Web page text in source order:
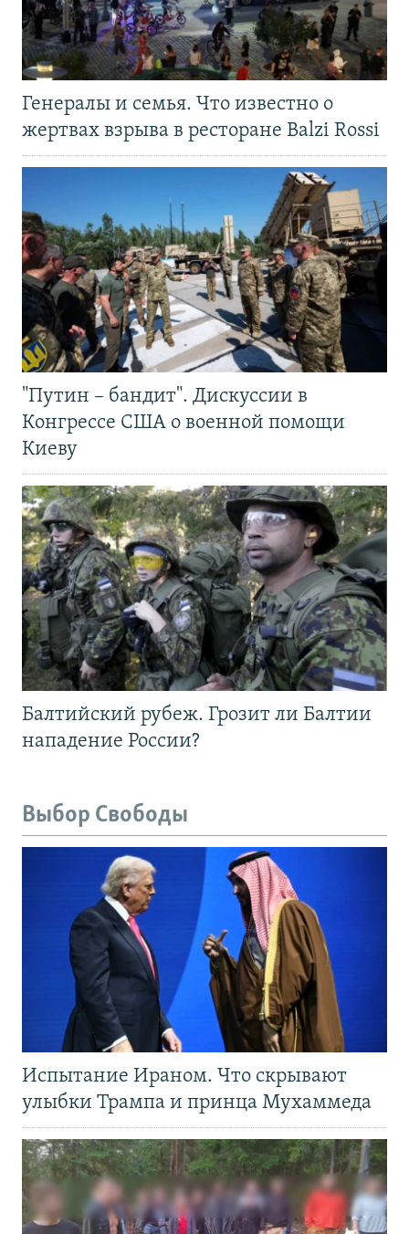
Генералы и семья. Что известно о
жертвах взрыва в ресторане Balzi Rossi
"Путин – бандит". Дискуссии в
Конгрессе США о военной помощи
Киеву
Балтийский рубеж. Грозит ли Балтии
нападение России?
Выбор Свободы
Испытание Ираном. Что скрывают
улыбки Трампа и принца Мухаммеда